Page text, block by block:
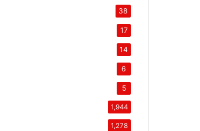
38
17
14
6
5
1,944
1,278